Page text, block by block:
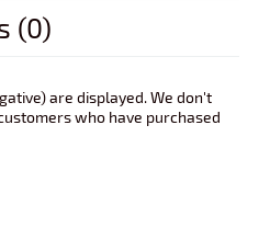
(0)
are displayed. We don't
who have purchased